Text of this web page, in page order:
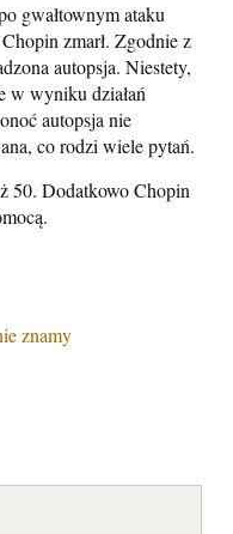
gwałtownym ataku
zmarł. Zgodnie z
autopsja. Niestety,
w wyniku działań
autopsja nie
co rodzi wiele pytań.
50. Dodatkowo Chopin
znamy